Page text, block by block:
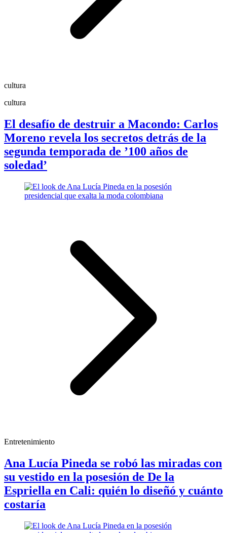
cultura
cultura
El desafío de destruir a Macondo: Carlos
Moreno revela los secretos detrás de la
segunda temporada de ’100 años de
soledad’
Entretenimiento
Ana Lucía Pineda se robó las miradas con
su vestido en la posesión de De la
Espriella en Cali: quién lo diseñó y cuánto
costaría